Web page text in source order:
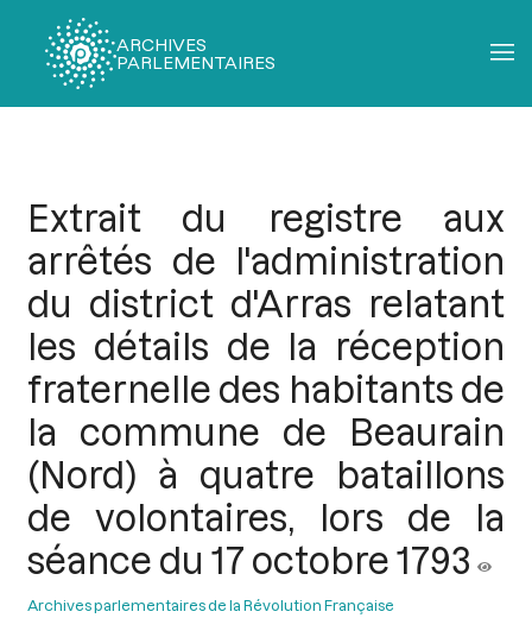
ARCHIVES
PARLEMENTAIRES
Extrait du registre aux
arrêtés de l'administration
du district d'Arras relatant
les détails de la réception
fraternelle des habitants de
la commune de Beaurain
(Nord) à quatre bataillons
de volontaires, lors de la
séance du 17 octobre 1793
Archives parlementaires de la Révolution Française